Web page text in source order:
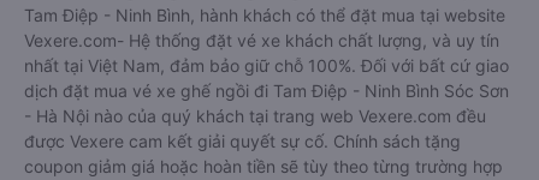
Tam Điệp - Ninh Bình, hành khách có thể đặt mua tại website
Vexere.com- Hệ thống đặt vé xe khách chất lượng, và uy tín
nhất tại Việt Nam, đảm bảo giữ chỗ 100%. Đối với bất cứ giao
dịch đặt mua vé xe ghế ngồi đi Tam Điệp - Ninh Bình Sóc Sơn
- Hà Nội nào của quý khách tại trang web Vexere.com đều
được Vexere cam kết giải quyết sự cố. Chính sách tặng
coupon giảm giá hoặc hoàn tiền sẽ tùy theo từng trường hợp